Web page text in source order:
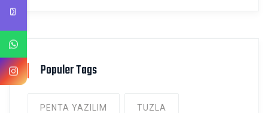
Populer Tags
PENTA YAZILIM TUZLA